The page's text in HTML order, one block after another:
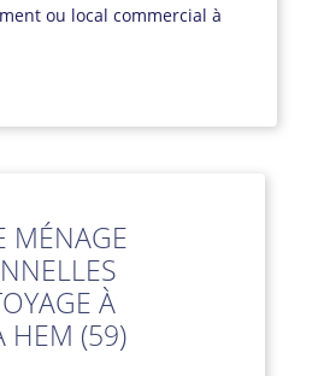
ou local commercial à
MÉNAGE
À
HEM (59)